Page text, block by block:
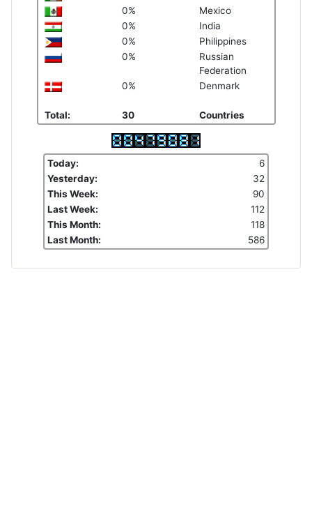
0%
Mexico
0%
India
0%
Philippines
0%
Russian
Federation
0%
Denmark
Total: 30 Countries
Today:
6
Yesterday:
32
This Week:
90
Last Week:
112
This Month:
118
Last Month:
586